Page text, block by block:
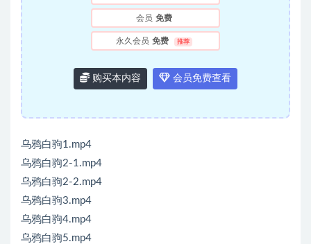
会员 免费
永久会员 免费 推荐
购买本内容 会员免费查看
乌鸦白驹1.mp4
乌鸦白驹2-1.mp4
乌鸦白驹2-2.mp4
乌鸦白驹3.mp4
乌鸦白驹4.mp4
乌鸦白驹5.mp4